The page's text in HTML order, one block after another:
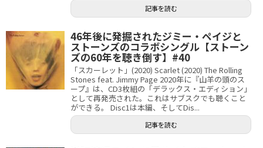
記事を読む
46年後に発掘されたジミー・ペイジと
ストーンズのコラボシングル【ストーン
ズの60年を聴き倒す】#40
「スカーレット」(2020) Scarlet (2020) The Rolling
Stones feat. Jimmy Page 2020年に『山羊の頭のス
ープ』は、CD3枚組の「デラックス・エディション」
として再発売された。これはサブスクでも聴くこと
ができる。 Disc1は本編、そしてDis...
記事を読む